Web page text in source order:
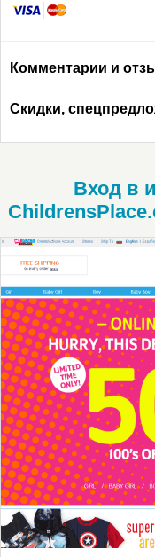
Комментарии и
Скидки,
Вход в